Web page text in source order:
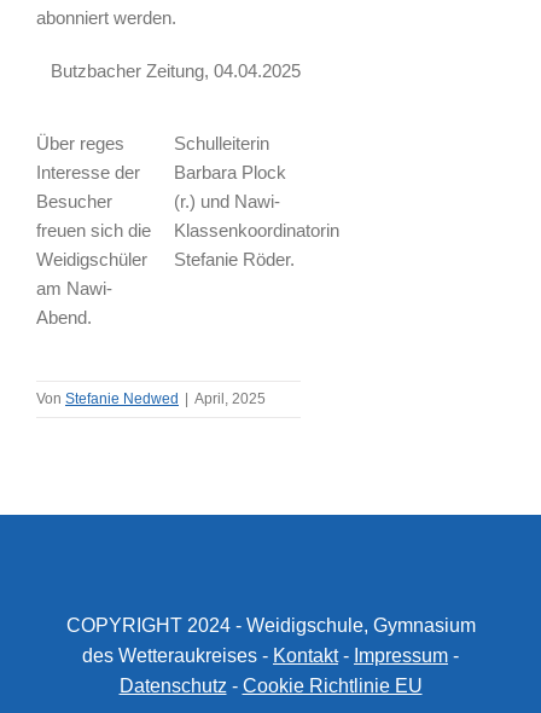
abonniert werden.
Butzbacher Zeitung, 04.04.2025
Über reges
Interesse der
Besucher
freuen sich die
Weidigschüler
am Nawi-
Abend.
Schulleiterin
Barbara Plock
(r.) und Nawi-
Klassenkoordinatorin
Stefanie Röder.
Von Stefanie Nedwed April, 2025
COPYRIGHT 2024 - Weidigschule, Gymnasium
des Wetteraukreises - Kontakt- Impressum -
Datenschutz - Cookie Richtlinie EU